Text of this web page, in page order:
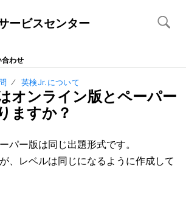
ービスセンター
合わせ
英検Jr.について
オンライン版とペーパー
ますか？
パー版は同じ出題形式です。
、レベルは同じになるように作成して